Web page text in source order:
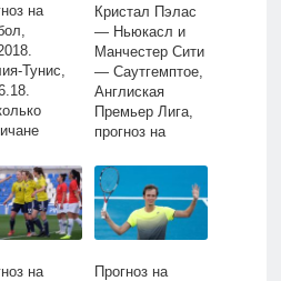
на
Тунис,
Кристал Пэлас
— Ньюкасл и
Манчестер Сити
— Саутгемптое,
Англиская
Премьер Лига,
прогноз на
на
Прогноз на